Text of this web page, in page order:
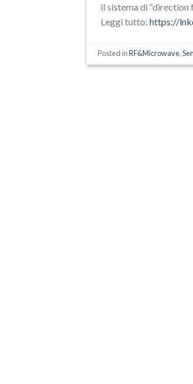
il sistema di “direction
Leggi tutto: https://
Posted inRF&Microwave,